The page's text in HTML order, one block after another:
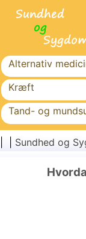
Alternativ
Kræft
Tand- og
Familiesundhed
Sundhed og